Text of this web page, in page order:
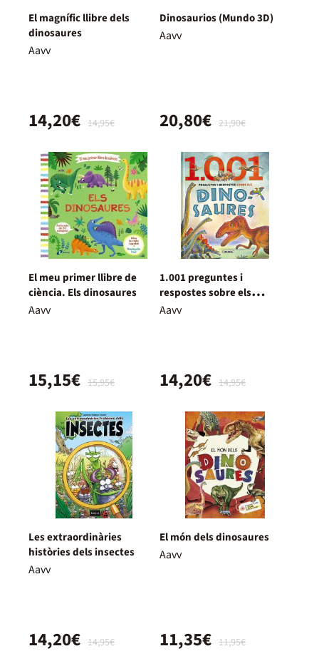
El magnífic llibre dels
dinosaures
Aavv
14,95€
14,20€
Dinosaurios (Mundo 3D)
Aavv
21,90€
20,80€
El meu primer llibre de
ciència. Els dinosaures
Aavv
15,95€
15,15€
1.001 preguntes i
respostes sobre els
dinosaures
Aavv
14,95€
14,20€
Les extraordinàries
històries dels insectes
Aavv
14,95€
14,20€
El món dels dinosaures
Aavv
11,95€
11,35€